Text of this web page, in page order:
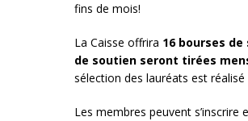
fins de mois!
La Caisse offrira 16 bourses
de soutien seront tirées
sélection des lauréats est
Les membres peuvent